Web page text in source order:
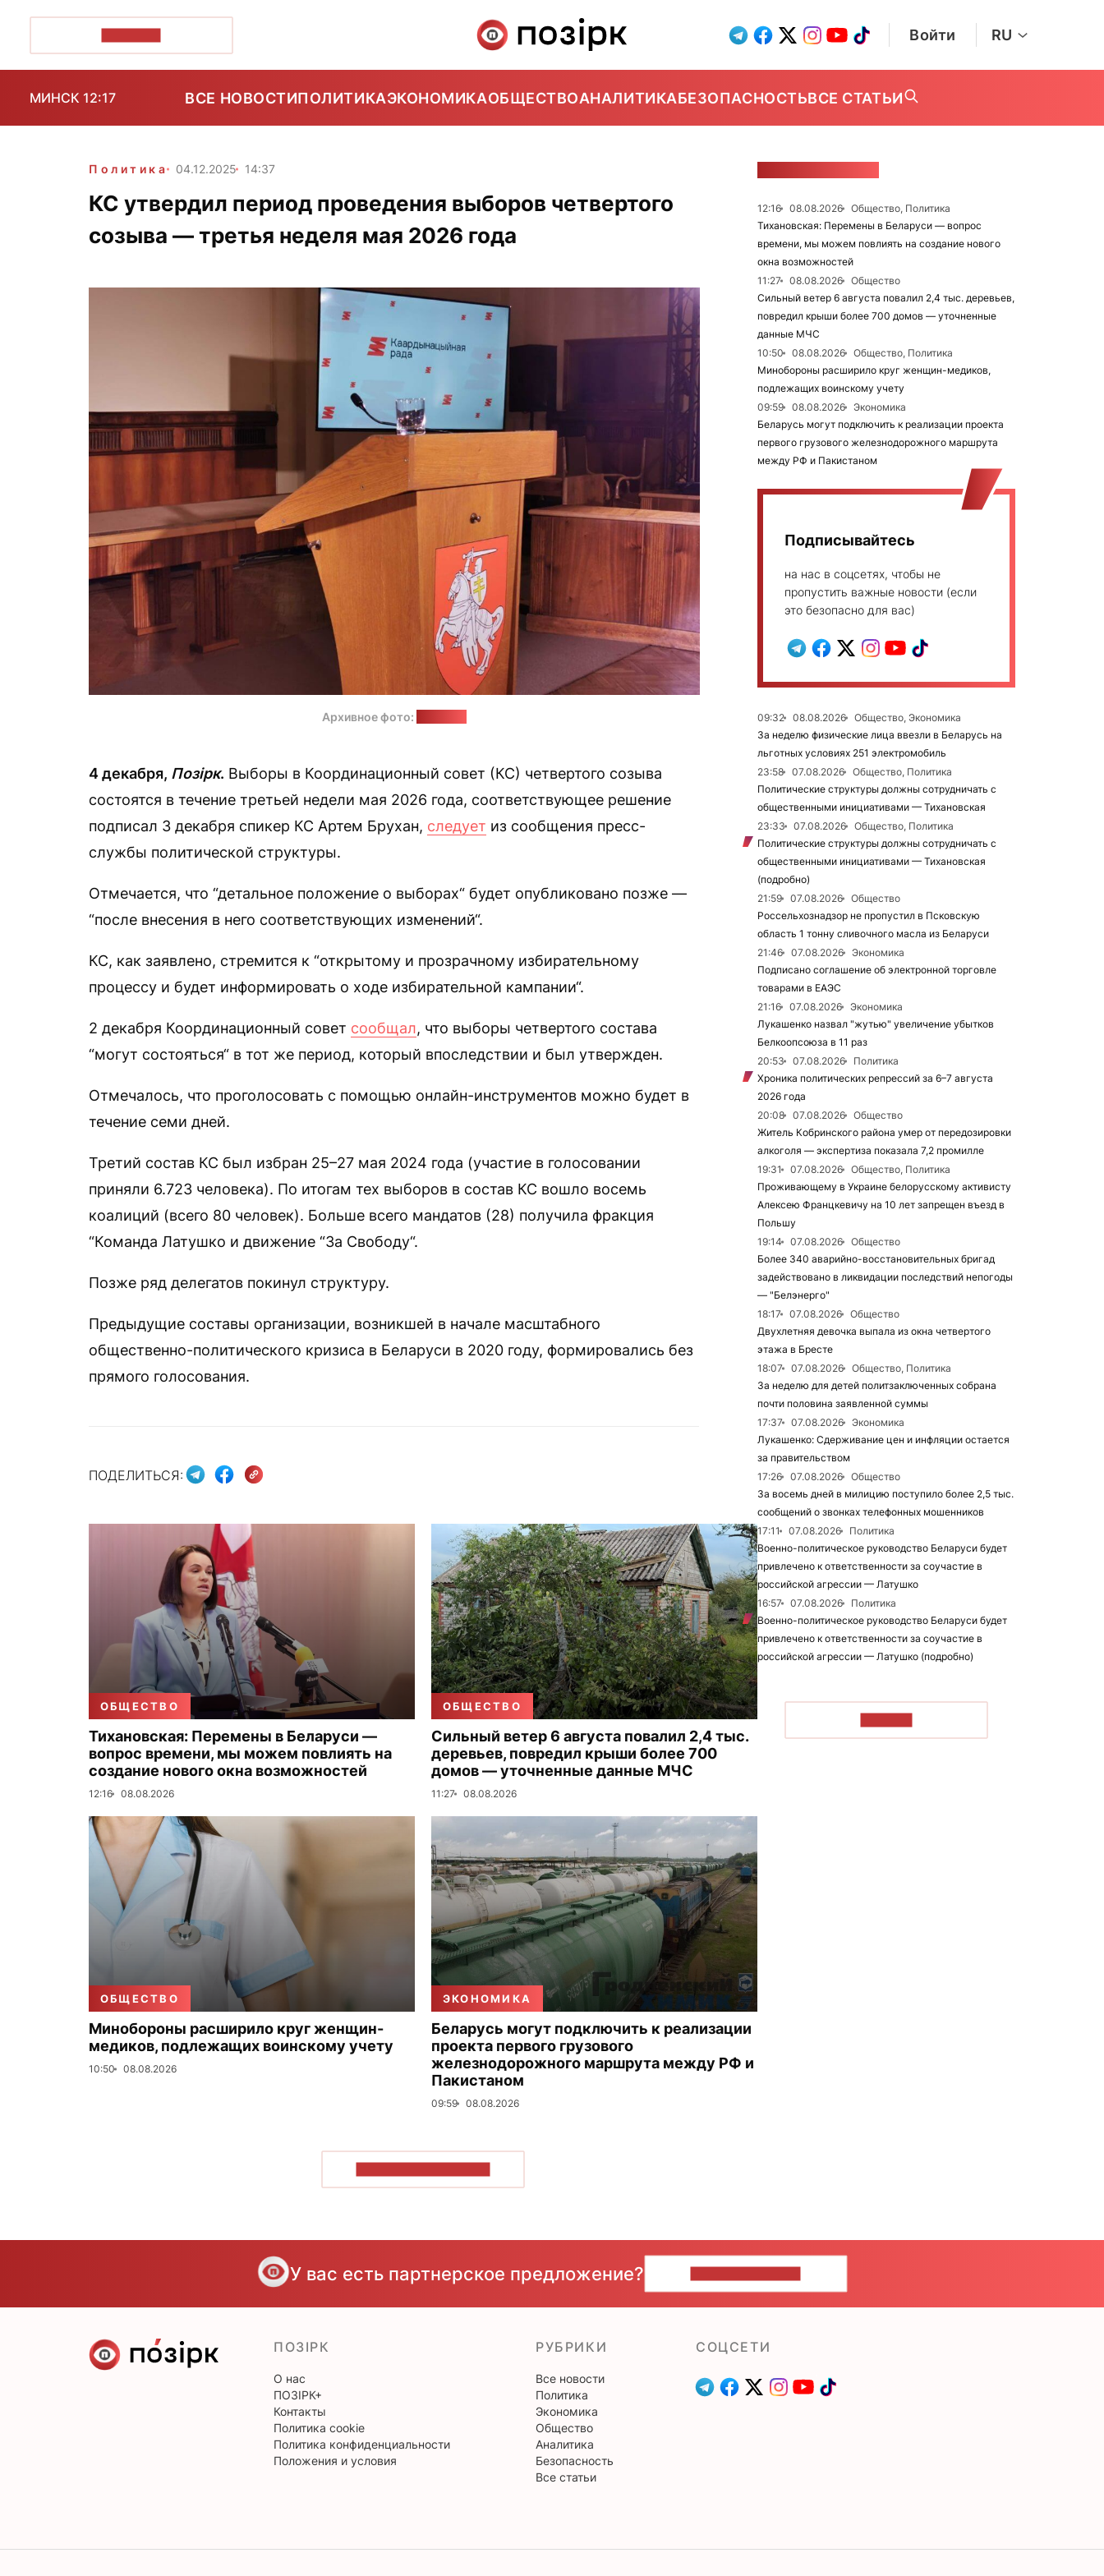
Войти RU
МИНСК 12:17 ВСЕ НОВОСТИПОЛИТИКАЭКОНОМИКАОБЩЕСТВОАНАЛИТИКАБЕЗОПАСНОСТЬВСЕ СТАТЬИ
Политика 04.12.2025 14:37
КС утвердил период проведения выборов четвертого
созыва — третья неделя мая 2026 года
Архивное фото:
4 декабря, Позірк. Выборы в Координационный совет (КС) четвертого созыва
состоятся в течение третьей недели мая 2026 года, соответствующее решение
подписал 3 декабря спикер КС Артем Брухан, следует из сообщения пресс-
службы политической структуры.
Отмечается, что “детальное положение о выборах“ будет опубликовано позже —
“после внесения в него соответствующих изменений“.
КС, как заявлено, стремится к “открытому и прозрачному избирательному
процессу и будет информировать о ходе избирательной кампании“.
2 декабря Координационный совет сообщал, что выборы четвертого состава
“могут состояться“ в тот же период, который впоследствии и был утвержден.
Отмечалось, что проголосовать с помощью онлайн-инструментов можно будет в
течение семи дней.
Третий состав КС был избран 25–27 мая 2024 года (участие в голосовании
приняли 6.723 человека). По итогам тех выборов в состав КС вошло восемь
коалиций (всего 80 человек). Больше всего мандатов (28) получила фракция
“Команда Латушко и движение “За Свободу“.
Позже ряд делегатов покинул структуру.
Предыдущие составы организации, возникшей в начале масштабного
общественно-политического кризиса в Беларуси в 2020 году, формировались без
прямого голосования.
ПОДЕЛИТЬСЯ:
ОБЩЕСТВО
Тихановская: Перемены в Беларуси —
вопрос времени, мы можем повлиять на
создание нового окна возможностей
12:16 08.08.2026
ОБЩЕСТВО
Сильный ветер 6 августа повалил 2,4 тыс.
деревьев, повредил крыши более 700
домов — уточненные данные МЧС
11:27 08.08.2026
ОБЩЕСТВО
Минобороны расширило круг женщин-
медиков, подлежащих воинскому учету
10:50 08.08.2026
ЭКОНОМИКА
Беларусь могут подключить к реализации
проекта первого грузового
железнодорожного маршрута между РФ и
Пакистаном
09:59 08.08.2026
12:16 08.08.2026
Общество, Политика
Тихановская: Перемены в Беларуси — вопрос
времени, мы можем повлиять на создание нового
окна возможностей
11:27
08.08.2026
Общество
Сильный ветер 6 августа повалил 2,4 тыс. деревьев,
повредил крыши более 700 домов — уточненные
данные МЧС
10:50
08.08.2026
Общество, Политика
Минобороны расширило круг женщин-медиков,
подлежащих воинскому учету
09:59
08.08.2026
Экономика
Беларусь могут подключить к реализации проекта
первого грузового железнодорожного маршрута
между РФ и Пакистаном
Подписывайтесь
на нас в соцсетях, чтобы не
пропустить важные новости (если
это безопасно для вас)
09:32 08.08.2026
Общество, Экономика
За неделю физические лица ввезли в Беларусь на
льготных условиях 251 электромобиль
23:58
07.08.2026
Общество, Политика
Политические структуры должны сотрудничать с
общественными инициативами — Тихановская
23:33
07.08.2026
Общество, Политика
Политические структуры должны сотрудничать с
общественными инициативами — Тихановская
(подробно)
21:59
07.08.2026
Общество
Россельхознадзор не пропустил в Псковскую
область 1 тонну сливочного масла из Беларуси
21:46
07.08.2026
Экономика
Подписано соглашение об электронной торговле
товарами в ЕАЭС
21:16
07.08.2026
Экономика
Лукашенко назвал "жутью" увеличение убытков
Белкоопсоюза в 11 раз
20:53
07.08.2026
Политика
Хроника политических репрессий за 6–7 августа
2026 года
20:08
07.08.2026
Общество
Житель Кобринского района умер от передозировки
алкоголя — экспертиза показала 7,2 промилле
19:31
07.08.2026
Общество, Политика
Проживающему в Украине белорусскому активисту
Алексею Францкевичу на 10 лет запрещен въезд в
Польшу
19:14
07.08.2026
Общество
Более 340 аварийно-восстановительных бригад
задействовано в ликвидации последствий непогоды
— "Белэнерго"
18:17
07.08.2026
Общество
Двухлетняя девочка выпала из окна четвертого
этажа в Бресте
18:07
07.08.2026
Общество, Политика
За неделю для детей политзаключенных собрана
почти половина заявленной суммы
17:37
07.08.2026
Экономика
Лукашенко: Сдерживание цен и инфляции остается
за правительством
17:26
07.08.2026
Общество
За восемь дней в милицию поступило более 2,5 тыс.
сообщений о звонках телефонных мошенников
17:11
07.08.2026
Политика
Военно-политическое руководство Беларуси будет
привлечено к ответственности за соучастие в
российской агрессии — Латушко
16:57
07.08.2026
Политика
Военно-политическое руководство Беларуси будет
привлечено к ответственности за соучастие в
российской агрессии — Латушко (подробно)
У вас есть партнерское предложение?
ПОЗІРК
О нас
ПОЗІРК+
Контакты
Политика cookie
Политика конфиденциальности
Положения и условия
РУБРИКИ
Все новости
Политика
Экономика
Общество
Аналитика
Безопасность
Все статьи
CОЦСЕТИ